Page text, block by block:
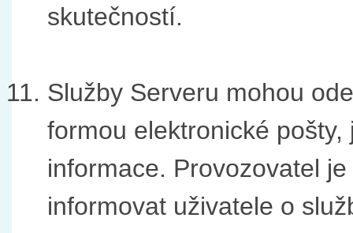
skutečností.
Služby Serveru mohou
formou elektronické
informace. Provozovatel
informovat uživatele o